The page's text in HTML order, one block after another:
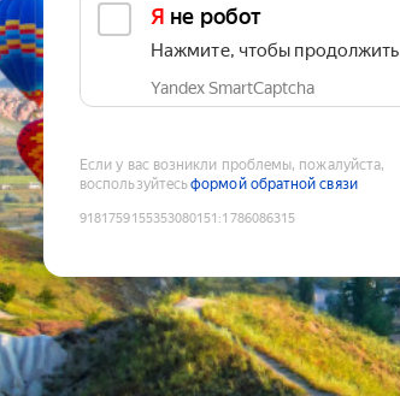
Я не робот
Нажмите, чтобы продолжить
Yandex SmartCaptcha
Если у вас возникли проблемы, пожалуйста,
воспользуйтесьформой обратной связи
9181759155353080151 :1786086315